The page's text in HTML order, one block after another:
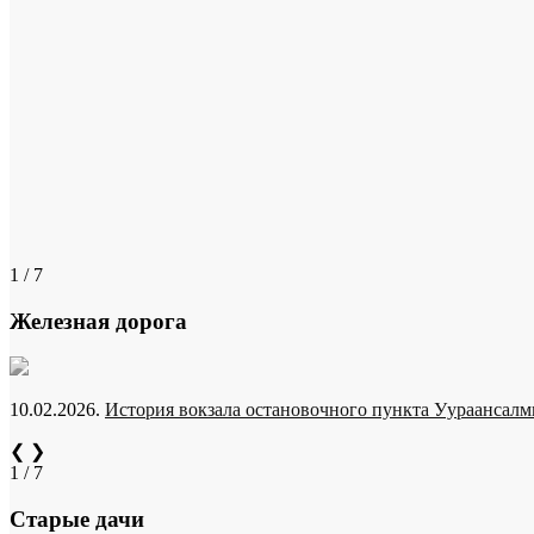
1 / 7
Железная дорога
10.02.2026. История вокзала остановочного пункта
❮ ❯
1 / 7
Старые дачи